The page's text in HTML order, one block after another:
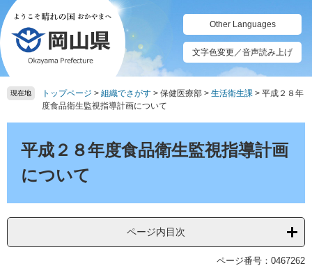
ペ
ー
ジ
の
先
頭
メ
ニ
ュ
ー
を
飛
て
Other Languages
文字色変更／音声読み上げ
現在地 トップページ > 組織でさがす > 保健医療部 > 生活衛生課 > 平成２８年
度食品衛生監視指導計画について
平成２８年度食品衛生監視指導計画
について
ページ内目次
ページ番号：0467262